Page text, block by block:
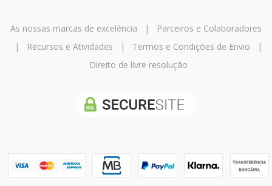
As nossas marcas de excelência |
Parceiros e Colaboradores
|
Recursos e Atividades | Termos e Condições de Envio |
Direito de livre resolução